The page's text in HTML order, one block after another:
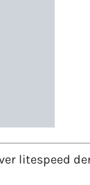
litespeed